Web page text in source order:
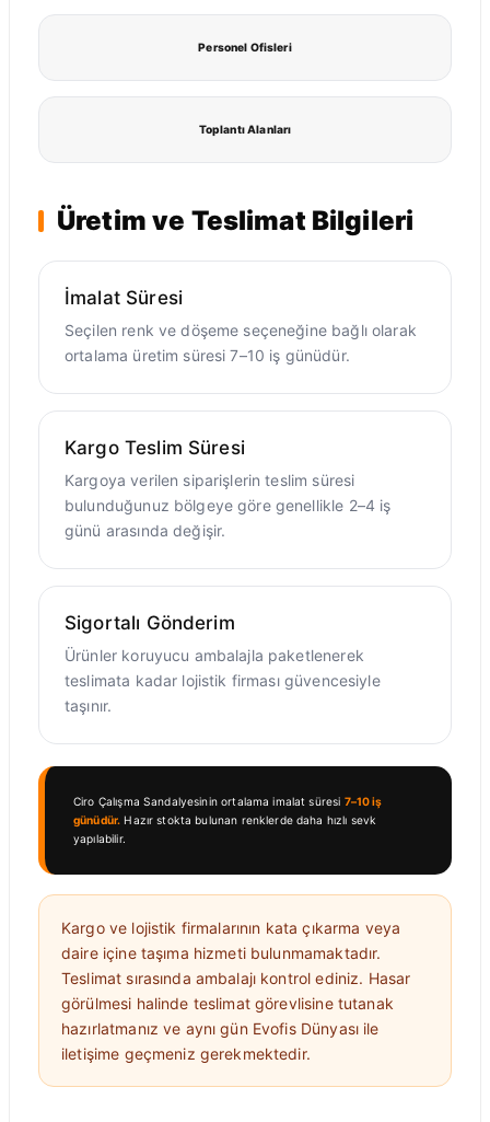
Personel Ofisleri
Toplantı Alanları
Üretim ve Teslimat Bilgileri
İmalat Süresi
Seçilen renk ve döşeme seçeneğine bağlı olarak
ortalama üretim süresi 7–10 iş günüdür.
Kargo Teslim Süresi
Kargoya verilen siparişlerin teslim süresi
bulunduğunuz bölgeye göre genellikle 2–4 iş
günü arasında değişir.
Sigortalı Gönderim
Ürünler koruyucu ambalajla paketlenerek
teslimata kadar lojistik firması güvencesiyle
taşınır.
Ciro Çalışma Sandalyesinin ortalama imalat süresi 7–10 iş
günüdür. Hazır stokta bulunan renklerde daha hızlı sevk
yapılabilir.
Kargo ve lojistik firmalarının kata çıkarma veya
daire içine taşıma hizmeti bulunmamaktadır.
Teslimat sırasında ambalajı kontrol ediniz. Hasar
görülmesi halinde teslimat görevlisine tutanak
hazırlatmanız ve aynı gün Evofis Dünyası ile
iletişime geçmeniz gerekmektedir.